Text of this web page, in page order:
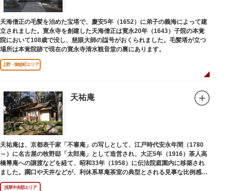
天海僧正の毛髪を治めた宝塔で、慶安5年（1652）に弟子の義海によって建
立されました。寛永寺を創建した天海僧正は寛永20年（1643）子院の本覚
院において108歳で没し、慈眼大師の諡号がおくられました。毛髪塔が立つ
場所は本覚院跡で現在の寛永寺清水観音堂の裏にあります。
上野・御徒町エリア
天祐庵
天祐庵は、京都表千家「不審庵」の写しとして、江戸時代安永年間（1780
～）に名古屋の牧野邸「太郎庵」として造営され、大正5年（1916）茶人高
橋箒庵への譲渡などを経て、昭和33年（1958）に伝法院庭園内に移築され
ました。躙口や天井などが、利休系草庵茶室の典型とされる見事な比例感を
醸し出しています。
浅草中央部エリア